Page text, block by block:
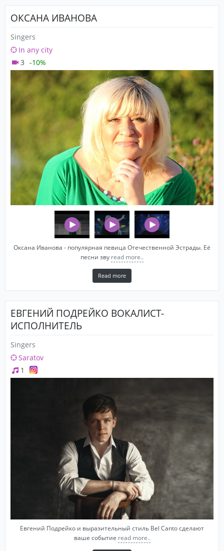
ОКСАНА ИВАНОВА
Singers
In any city
3 -10%
Оксана Иванова - популярная певица Отечественной Эстрады. Её
песни зву read more..
Read more
ЕВГЕНИЙ ПОДРЕЙКО ВОКАЛИСТ-
ИСПОЛНИТЕЛЬ
Singers
Saratov
1
Евгений Подрейко и выразительный стиль Bel Canto сделают
ваше событие read more..